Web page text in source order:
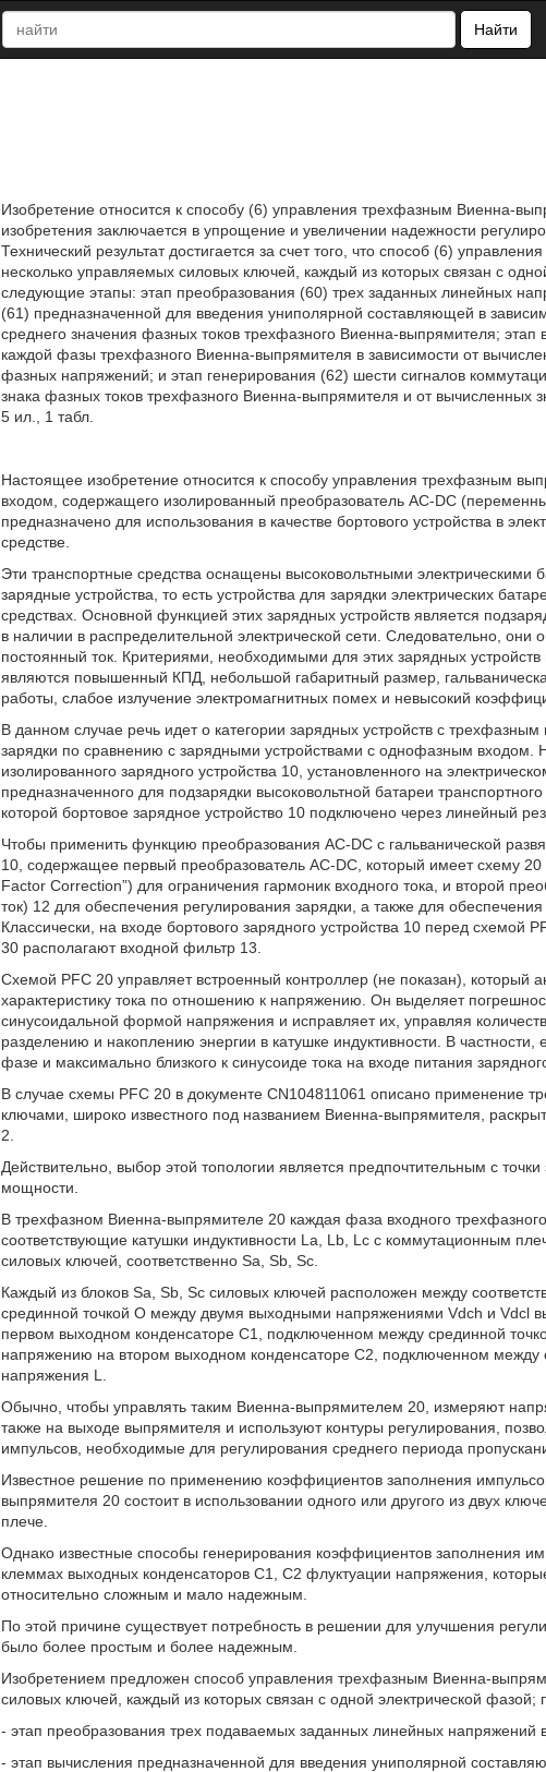
Найти
Изобретение относится к способу (6) управления трехфазным Виенна-
изобретения заключается в упрощение и увеличении надежности
Технический результат достигается за счет того, что способ (6)
несколько управляемых силовых ключей, каждый из которых связан с
следующие этапы: этап преобразования (60) трех заданных линейных
(61) предназначенной для введения униполярной составляющей в
среднего значения фазных токов трехфазного Виенна-выпрямителя;
каждой фазы трехфазного Виенна-выпрямителя в зависимости от
фазных напряжений; и этап генерирования (62) шести сигналов
знака фазных токов трехфазного Виенна-выпрямителя и от
5 ил., 1 табл.
Настоящее изобретение относится к способу управления трехфазным
входом, содержащего изолированный преобразователь AC-DC
предназначено для использования в качестве бортового устройства в
средстве.
Эти транспортные средства оснащены высоковольтными электрическими
зарядные устройства, то есть устройства для зарядки электрических
средствах. Основной функцией этих зарядных устройств является
в наличии в распределительной электрической сети. Следовательно,
постоянный ток. Критериями, необходимыми для этих зарядных устройств
являются повышенный КПД, небольшой габаритный размер,
работы, слабое излучение электромагнитных помех и невысокий
В данном случае речь идет о категории зарядных устройств с
зарядки по сравнению с зарядными устройствами с однофазным входом.
изолированного зарядного устройства 10, установленного на
предназначенного для подзарядки высоковольтной батареи
которой бортовое зарядное устройство 10 подключено через линейный
Чтобы применить функцию преобразования AC-DC с гальванической
10, содержащее первый преобразователь AC-DC, который имеет схему
Factor Correction”) для ограничения гармоник входного тока, и второй
ток) 12 для обеспечения регулирования зарядки, а также для
Классически, на входе бортового зарядного устройства 10 перед схемой
30 располагают входной фильтр 13.
Схемой PFC 20 управляет встроенный контроллер (не показан), который
характеристику тока по отношению к напряжению. Он выделяет
синусоидальной формой напряжения и исправляет их, управляя
разделению и накоплению энергии в катушке индуктивности. В
фазе и максимально близкого к синусоиде тока на входе питания
В случае схемы PFC 20 в документе CN104811061 описано применение
ключами, широко известного под названием Виенна-выпрямителя,
2.
Действительно, выбор этой топологии является предпочтительным с
мощности.
В трехфазном Виенна-выпрямителе 20 каждая фаза входного
соответствующие катушки индуктивности La, Lb, Lc с коммутационным
силовых ключей, соответственно Sa, Sb, Sc.
Каждый из блоков Sa, Sb, Sc силовых ключей расположен между
срединной точкой О между двумя выходными напряжениями Vdch и Vdcl
первом выходном конденсаторе С1, подключенном между срединной
напряжению на втором выходном конденсаторе С2, подключенном между
напряжения L.
Обычно, чтобы управлять таким Виенна-выпрямителем 20, измеряют
также на выходе выпрямителя и используют контуры регулирования,
импульсов, необходимые для регулирования среднего периода
Известное решение по применению коэффициентов заполнения
выпрямителя 20 состоит в использовании одного или другого из двух
плече.
Однако известные способы генерирования коэффициентов заполнения
клеммах выходных конденсаторов С1, С2 флуктуации напряжения,
относительно сложным и мало надежным.
По этой причине существует потребность в решении для улучшения
было более простым и более надежным.
Изобретением предложен способ управления трехфазным Виенна-
силовых ключей, каждый из которых связан с одной электрической фазой;
- этап преобразования трех подаваемых заданных линейных напряжений
- этап вычисления предназначенной для введения униполярной